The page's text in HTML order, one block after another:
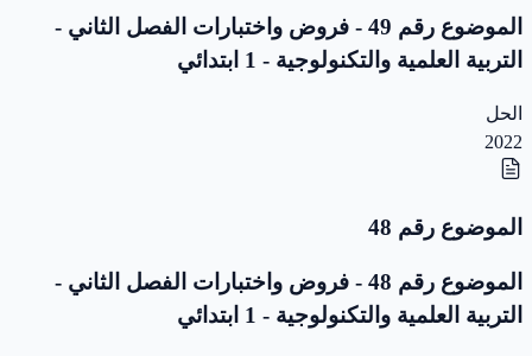
الموضوع رقم 49 - فروض واختبارات الفصل الثاني -
التربية العلمية والتكنولوجية - 1 ابتدائي
الحل
2022
الموضوع رقم 48
الموضوع رقم 48 - فروض واختبارات الفصل الثاني -
التربية العلمية والتكنولوجية - 1 ابتدائي